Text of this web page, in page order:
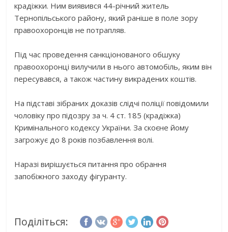
крадіжки. Ним виявився 44-річний житель
Тернопільського району, який раніше в поле зору
правоохоронців не потрапляв.
Під час проведення санкціонованого обшуку
правоохоронці вилучили в нього автомобіль, яким він
пересувався, а також частину викрадених коштів.
На підставі зібраних доказів слідчі поліції повідомили
чоловіку про підозру за ч. 4 ст. 185 (крадіжка)
Кримінального кодексу України. За скоєне йому
загрожує до 8 років позбавлення волі.
Наразі вирішується питання про обрання
запобіжного заходу фігуранту.
Поділіться: